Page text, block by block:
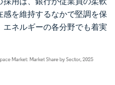
を維持するなかで堅調を保
ネルギーの各分野でも着実